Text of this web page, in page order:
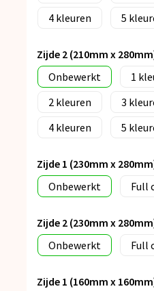
4
5
Zijde 2 (210mm x
Onbewerkt
1
2
3
4
5
Zijde 1 (230mm x
Onbewerkt
Full
Zijde 2 (230mm x
Onbewerkt
Full
Zijde 1 (160mm x